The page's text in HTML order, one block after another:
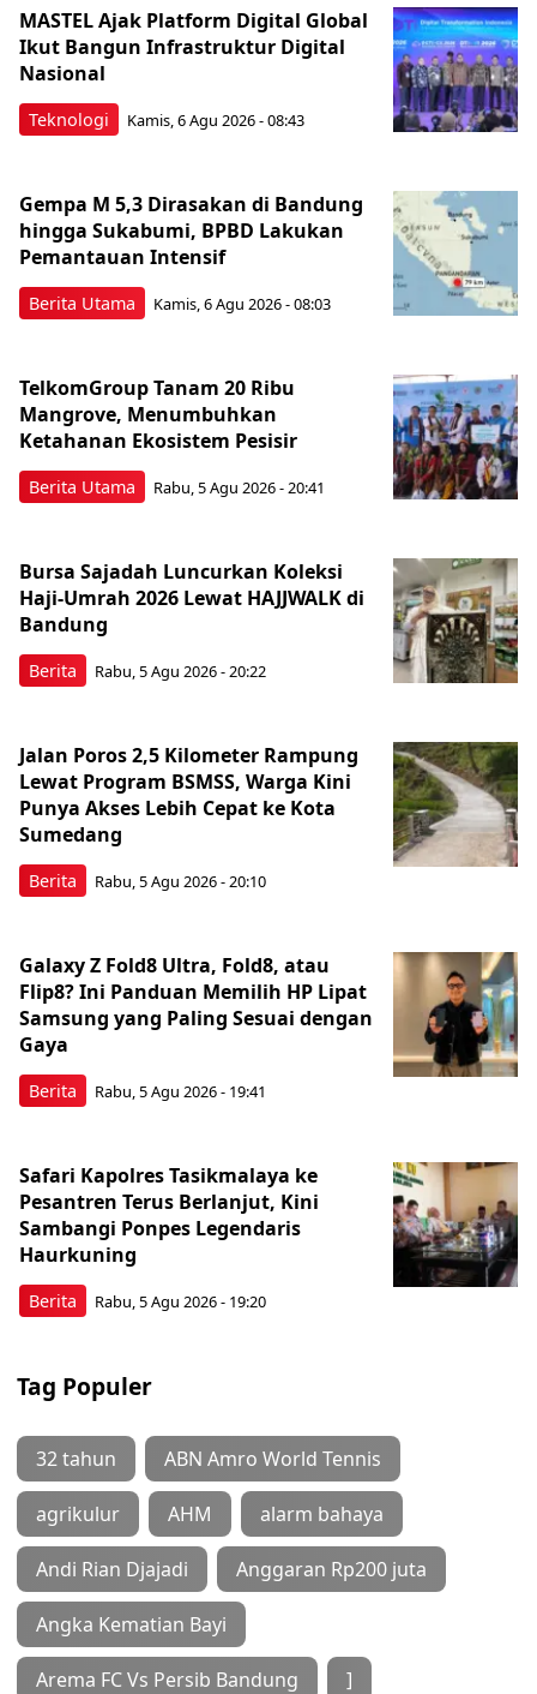
Teknologi
MASTEL Ajak Platform Digital Global
Ikut Bangun Infrastruktur Digital
Nasional
Kamis, 6 Agu 2026 - 08:43
Berita Utama
Gempa M 5,3 Dirasakan di Bandung
hingga Sukabumi, BPBD Lakukan
Pemantauan Intensif
Kamis, 6 Agu 2026 - 08:03
Berita Utama
TelkomGroup Tanam 20 Ribu
Mangrove, Menumbuhkan
Ketahanan Ekosistem Pesisir
Rabu, 5 Agu 2026 - 20:41
Berita
Bursa Sajadah Luncurkan Koleksi
Haji-Umrah 2026 Lewat HAJJWALK di
Bandung
Rabu, 5 Agu 2026 - 20:22
Berita
Jalan Poros 2,5 Kilometer Rampung
Lewat Program BSMSS, Warga Kini
Punya Akses Lebih Cepat ke Kota
Sumedang
Rabu, 5 Agu 2026 - 20:10
Berita
Galaxy Z Fold8 Ultra, Fold8, atau
Flip8? Ini Panduan Memilih HP Lipat
Samsung yang Paling Sesuai dengan
Gaya
Rabu, 5 Agu 2026 - 19:41
Berita
Safari Kapolres Tasikmalaya ke
Pesantren Terus Berlanjut, Kini
Sambangi Ponpes Legendaris
Haurkuning
Rabu, 5 Agu 2026 - 19:20
Tag Populer
32 tahun ABN Amro World Tennis
agrikulur AHM alarm bahaya
Andi Rian Djajadi Anggaran Rp200 juta
Angka Kematian Bayi
Arema FC Vs Persib Bandung ]